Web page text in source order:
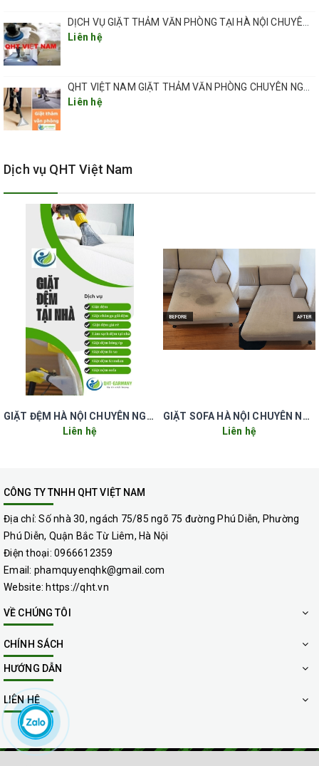
dịch vụ giặt thảm tại
quận đống đa hà nội..
BẢNG GIÁ DỊCH VỤ QUÝ KHÁCH THAM KHẢO
công nghiệp tốt nhất (bali, coton, len, lụa, thảm sợi thực vật
tổng hợp): 7.000-12.000đ / m2
1 Giặt thảm trải sàn, thảm văn phòng diện tích lớn hơn
500m2 giá 5.000 vnđ/m2
2 Giặt thảm trải sàn, thảm văn phòng diện tích từ 100 -
500 giá 7.000 vnđ/m2
3 Giặt thảm trải sàn, thảm văn phòng diện tích từ 50 - 100
giá trọn gói 700.000 vnđ
4 Giặt thảm văn phòng, giặt thảm trải sàn diện tích
5 Giặt thảm cầu thang giá từ 15.000 đến 30.000vnđ/m2
vnđ/tấm
8 Giặt thảm trang trí, thảm miếng >3 tấm 250.000
vnđ/tấm
* Lưu ý:
– Giá dịch vụ giặt thảm sẽ phụ thuộc vào chất liệu của
thảm, đồng thời phụ thuộc vào nơi khách hàng yêu cầu như
giặt thảm văn phòng, giặt thảm trải sàn tại nhà…
Liên hệ
Liên hệ
Dịch vụ QHT Việt Nam
GIẶT ĐỆM HÀ NỘI CHUYÊN NGHIỆP UY TÍN GIÁ RẺ
Liên hệ
GIẶT SOFA HÀ NỘI CHUYÊN NGHIỆP UY TÍN GIÁ RẺ
Liên hệ
CÔNG TY TNHH QHT VIỆT NAM
Địa chỉ: Số nhà 30, ngách 75/85 ngõ 75 đường Phú Diễn, Phường
Phú Diễn, Quận Bắc Từ Liêm, Hà Nội
Điện thoại: 0966612359
Email: phamquyenqhk@gmail.com
Website: https://qht.vn
VỀ CHÚNG TÔI
CHÍNH SÁCH
HƯỚNG DẪN
LIÊN HỆ